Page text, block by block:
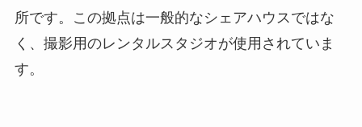
所です。この拠点は一般的なシェアハウスではな
く、撮影用のレンタルスタジオが使用されていま
す。